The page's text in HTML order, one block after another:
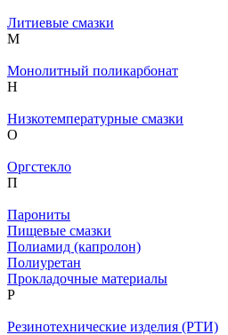
Литиевые смазки
М
Монолитный поликарбонат
Н
Низкотемпературные смазки
О
Оргстекло
П
Парониты
Пищевые смазки
Полиамид (капролон)
Полиуретан
Прокладочные материалы
Р
Резинотехнические изделия (РТИ)